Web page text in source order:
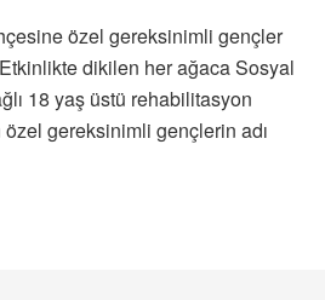
özel gereksinimli gençler
dikilen her ağaca Sosyal
18 yaş üstü rehabilitasyon
gereksinimli gençlerin adı